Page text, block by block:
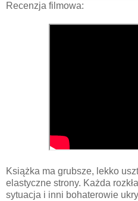
Recenzja filmowa:
Książka ma grubsze, lekko
elastyczne strony. Każda
sytuacja i inni bohaterowie